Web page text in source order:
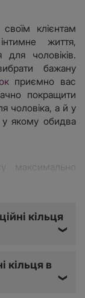
клієнтам
життя,
для чоловіків.
бажану
приємно вас
покращити
чоловіка, а й у
якому обидва
способом або
пеніс
невеликий
кільця
❯
кільця в
❯